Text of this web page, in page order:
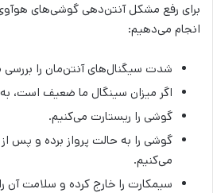
برای رفع مشکل آنتن‌دهی گوشی‌های هوآوی
انجام می‌دهیم:
شدت سیگنال‌های آنتن‌مان را بررسی
اگر میزان سینگال ما ضعیف است،
گوشی را ریستارت می‌کنیم.
می‌کنیم.
سیمکارت را خارج کرده و سلامت آن